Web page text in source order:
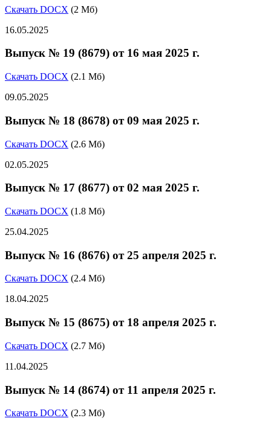
Скачать DOCX (2 Мб)
16.05.2025
Выпуск № 19 (8679) от 16 мая 2025 г.
Скачать DOCX (2.1 Мб)
09.05.2025
Выпуск № 18 (8678) от 09 мая 2025 г.
Скачать DOCX (2.6 Мб)
02.05.2025
Выпуск № 17 (8677) от 02 мая 2025 г.
Скачать DOCX (1.8 Мб)
25.04.2025
Выпуск № 16 (8676) от 25 апреля 2025 г.
Скачать DOCX (2.4 Мб)
18.04.2025
Выпуск № 15 (8675) от 18 апреля 2025 г.
Скачать DOCX (2.7 Мб)
11.04.2025
Выпуск № 14 (8674) от 11 апреля 2025 г.
Скачать DOCX (2.3 Мб)